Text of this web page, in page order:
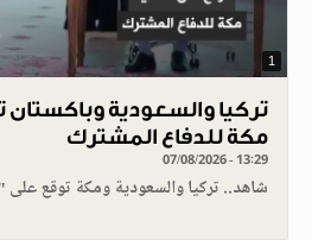
1
تركيا والسعودية وباكستان
مكة للدفاع المشترك
07/08/2026 - 13:29
شاهد.. تركيا والسعودية ومكة توقع